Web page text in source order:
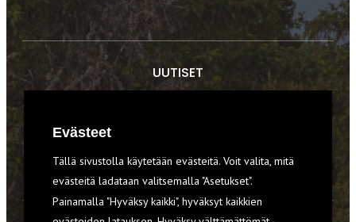
UUTISET
VARUSTEET
Evästeet
Tällä sivustolla käytetään evästeitä. Voit valita, mitä
evästeitä ladataan valitsemalla "Asetukset".
Painamalla "Hyväksy kaikki", hyväksyt kaikkien